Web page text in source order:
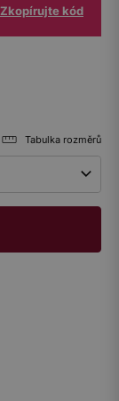
Zkopírujte kód
Tabulka rozměrů